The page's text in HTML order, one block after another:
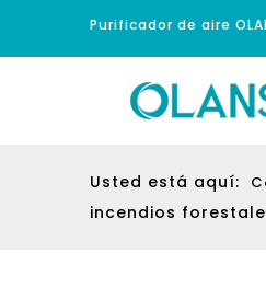
Purificador de aire
Usted está aquí:
incendios